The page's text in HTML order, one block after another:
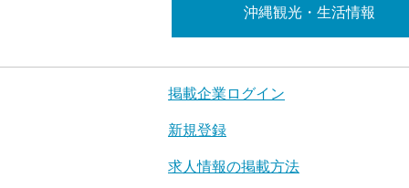
沖縄観光・生活情報
掲載企業ログイン
新規登録
求人情報の掲載方法